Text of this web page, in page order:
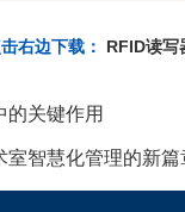
右边下载： RFID读写
的关键作用
室智慧化管理的新篇